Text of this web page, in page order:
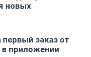
новых
заказ от
в приложении